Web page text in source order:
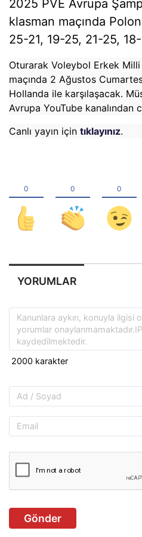
2025 PVE Avrupa
klasman maçında
25-21, 19-25, 21-25,
Oturarak Voleybol Erkek Milli
maçında 2 Ağustos
Hollanda ile karşılaşacak.
Avrupa YouTube kanalından
Canlı yayın için tıklayınız.
YORUMLAR
Gönder